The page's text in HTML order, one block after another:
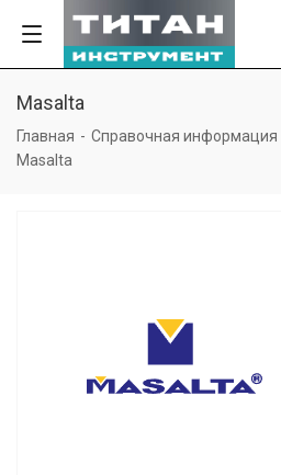
Masalta
Главная - Справочная информация
Masalta